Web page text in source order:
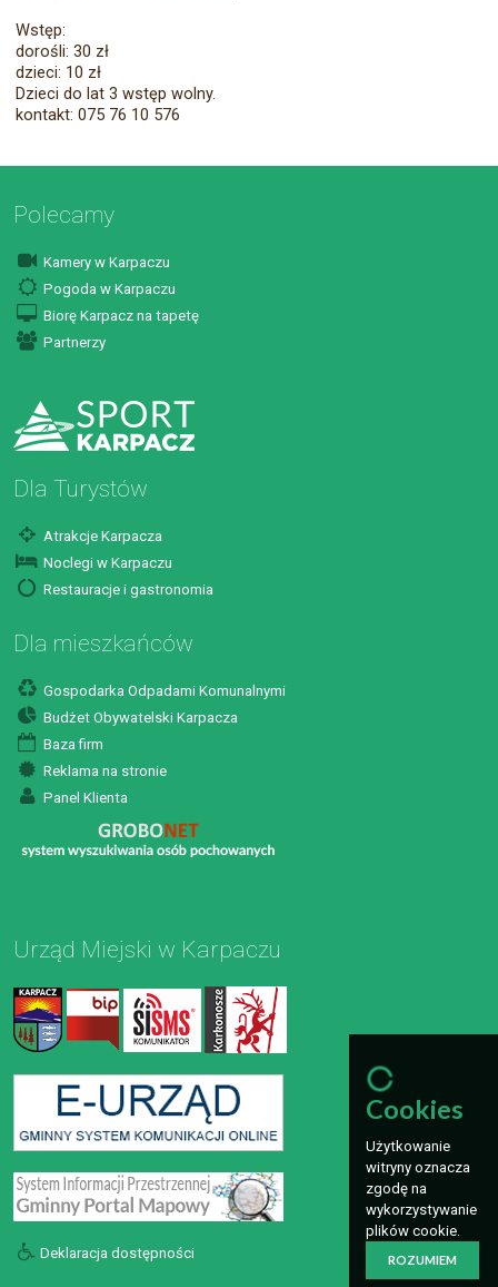
Wstęp:
dorośli: 30 zł
dzieci: 10 zł
Dzieci do lat 3 wstęp wolny.
kontakt: 075 76 10 576
Polecamy
Kamery w Karpaczu
Pogoda w Karpaczu
Biorę Karpacz na tapetę
Partnerzy
Dla Turystów
Atrakcje Karpacza
Noclegi w Karpaczu
Restauracje i gastronomia
Dla mieszkańców
Gospodarka Odpadami Komunalnymi
Budżet Obywatelski Karpacza
Baza firm
Reklama na stronie
Panel Klienta
Urząd Miejski w Karpaczu
Deklaracja dostępności
Cookies
Użytkowanie
witryny oznacza
zgodę na
wykorzystywanie
plików cookie.
ROZUMIEM